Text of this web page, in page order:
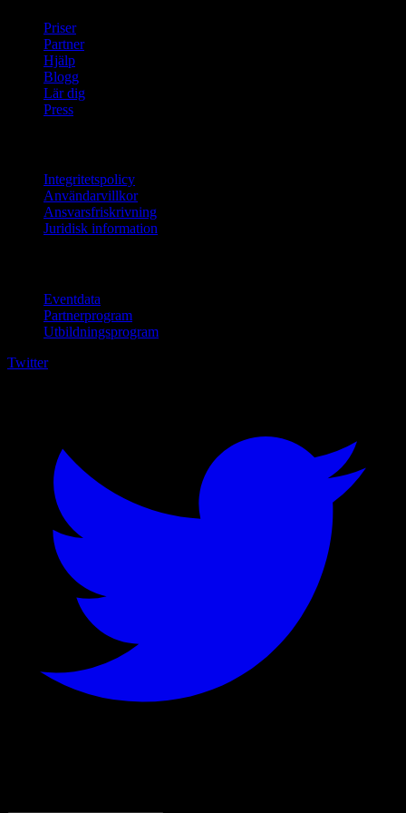
Priser
Partner
Hjälp
Blogg
Lär dig
Press
Integritetspolicy
Användarvillkor
Ansvarsfriskrivning
Juridisk information
Eventdata
Partnerprogram
Utbildningsprogram
Twitter